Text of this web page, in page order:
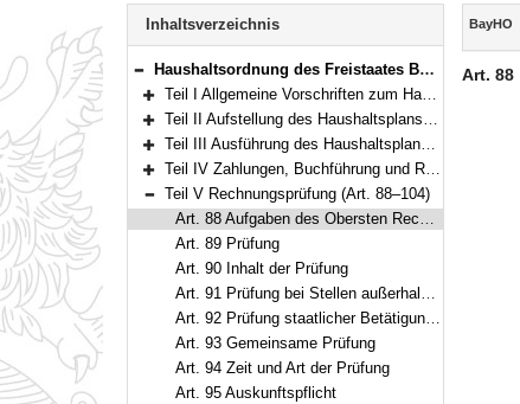
BAYERN.RECHT
letzten
Navigation
Inhaltsverzeichnis
Bereich reduzieren
Haushaltsordnung des Freistaates Bayern (Bayerische Haushaltsordnung – BayHO) Vom 8. Dezember 1971 (BayRS IV S. 664) BayRS 630-1-F (Art. 1–117)
Bereich erweitern
Teil I Allgemeine Vorschriften zum Haushaltsplan (Art. 1–10)
Bereich erweitern
Teil II Aufstellung des Haushaltsplans und des Finanzplans (Art. 11–33)
Bereich erweitern
Teil III Ausführung des Haushaltsplans (Art. 34–69)
Bereich erweitern
Teil IV Zahlungen, Buchführung und Rechnungslegung (Art. 70–87)
Bereich reduzieren
Teil V Rechnungsprüfung (Art. 88–104)
Art. 88 Aufgaben des Obersten Rechnungshofs
Art. 89 Prüfung
Art. 90 Inhalt der Prüfung
Art. 91 Prüfung bei Stellen außerhalb der Staatsverwaltung
Art. 92 Prüfung staatlicher Betätigung bei privatrechtlichen Unternehmen
Art. 93 Gemeinsame Prüfung
Art. 94 Zeit und Art der Prüfung
Art. 95 Auskunftspflicht
Inhalt
BayHO
Art. 88